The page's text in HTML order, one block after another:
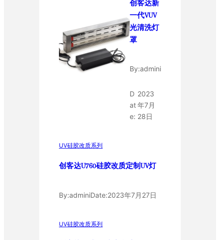
创客达新
一代VUV
光清洗灯
罩
By:admini
D
at
e:
2023
年7月
28日
UV硅胶改质系列
创客达U760硅胶改质定制UV灯
By:adminiDate:2023年7月27日
UV硅胶改质系列